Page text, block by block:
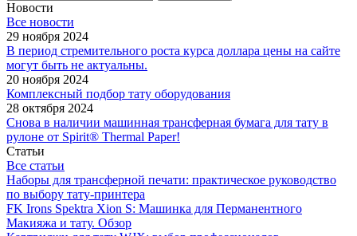
Новости
Все новости
29 ноября 2024
В период стремительного роста курса доллара цены на сайте
могут быть не актуальны.
20 ноября 2024
Комплексный подбор тату оборудования
28 октября 2024
Снова в наличии машинная трансферная бумага для тату в
рулоне от Spirit® Thermal Paper!
Статьи
Все статьи
Наборы для трансферной печати: практическое руководство
по выбору тату‑принтера
FK Irons Spektra Xion S: Машинка для Перманентного
Макияжа и тату. Обзор